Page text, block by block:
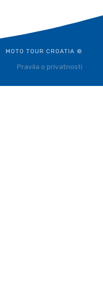
MOTO TOUR CROATIA ©
Pravila o privatnosti